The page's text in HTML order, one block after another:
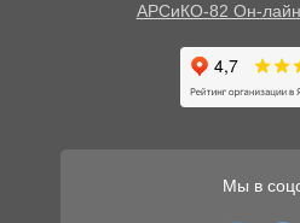
АРСиКО-82 Он-лайн
Мы в